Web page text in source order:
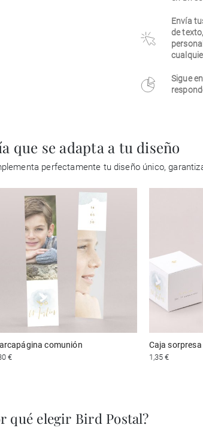
Envía
de
Sigue
que se adapta a tu diseño
perfectamente tu diseño único,
comunión
€
Caja
1,35 €
qué elegir Bird Postal?